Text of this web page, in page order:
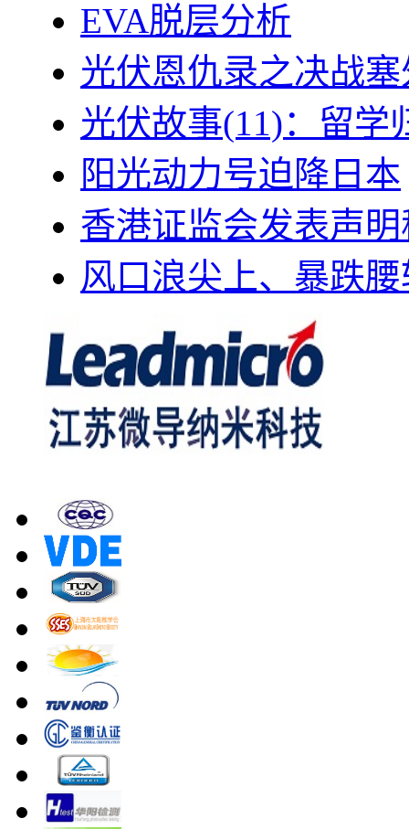
EVA脱层分析
光伏恩仇录之决战
光伏故事(11)：留学
阳光动力号迫降日本
香港证监会发表声
风口浪尖上、暴跌